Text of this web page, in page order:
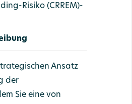
Risiko (CRREM)-
Ansatz
der
Sie eine von